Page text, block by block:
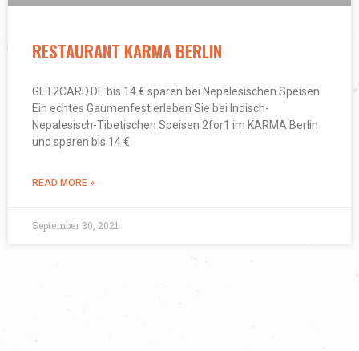
RESTAURANT KARMA BERLIN
GET2CARD.DE bis 14 € sparen bei Nepalesischen Speisen
Ein echtes Gaumenfest erleben Sie bei Indisch-
Nepalesisch-Tibetischen Speisen 2for1 im KARMA Berlin
und sparen bis 14 €
READ MORE »
September 30, 2021